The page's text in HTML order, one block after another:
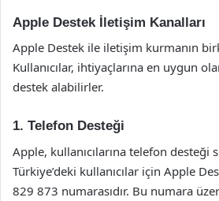
Apple Destek İletişim Kanalları
Apple Destek ile iletişim kurmanın
Kullanıcılar, ihtiyaçlarına en uygun
destek alabilirler.
1. Telefon Desteği
Apple, kullanıcılarına telefon desteği
Türkiye’deki kullanıcılar için Apple
829 873 numarasıdır. Bu numara